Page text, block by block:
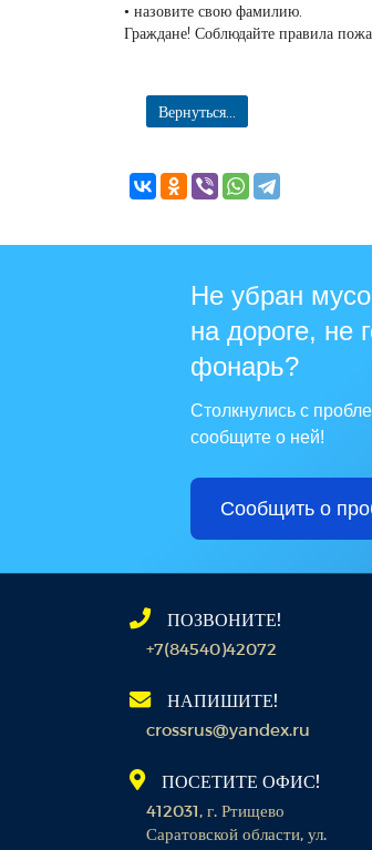
• назовите свою фамилию.
Граждане! Соблюдайте правила
Вернуться...
Не убран
на дороге, не
фонарь?
Столкнулись с
сообщите о ней!
Сообщить о
ПОЗВОНИТЕ!
+7(84540)42072
НАПИШИТЕ!
crossrus@yandex.ru
ПОСЕТИТЕ ОФИС!
412031, г. Ртищево
Саратовской области, ул.